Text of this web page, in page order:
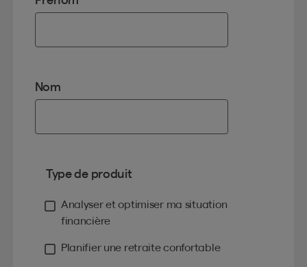
Nom
Type de produit
Analyser et optimiser ma situation
financière
Planifier une retraite confortable